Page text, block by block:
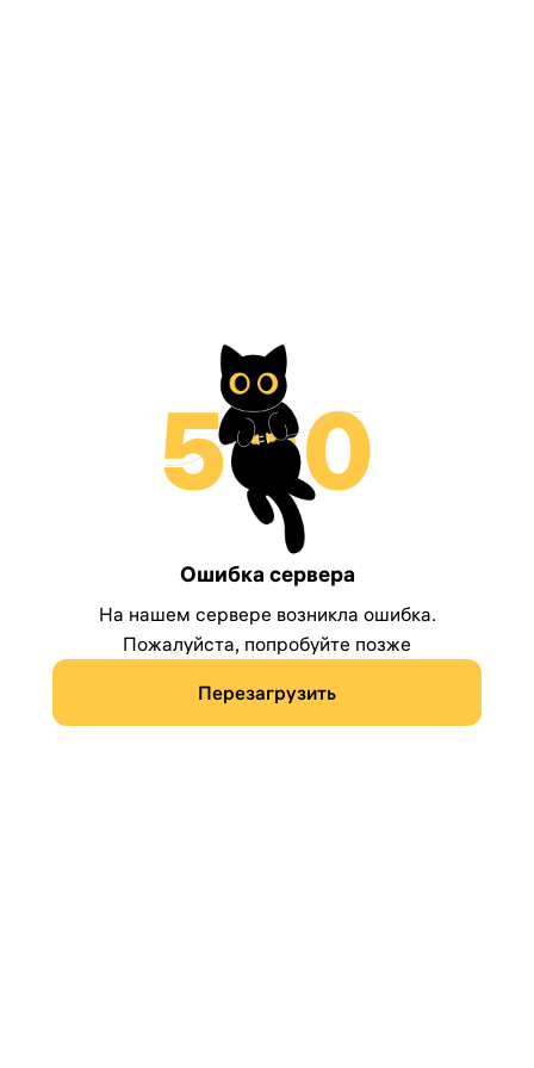
Ошибка сервера
На нашем сервере возникла ошибка.
Пожалуйста, попробуйте позже
Перезагрузить